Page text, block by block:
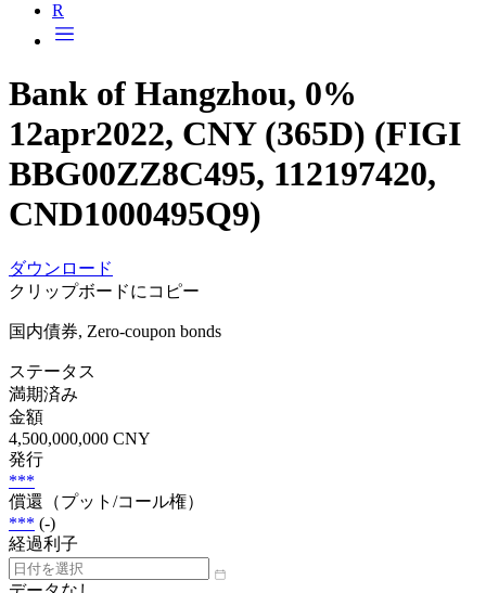
R
Bank of Hangzhou, 0%
12apr2022, CNY (365D) (FIGI
BBG00ZZ8C495, 112197420,
CND1000495Q9)
ダウンロード
クリップボードにコピー
国内債券, Zero-coupon bonds
ステータス
満期済み
金額
4,500,000,000 CNY
発行
***
償還（プット/コール権）
*** (-)
経過利子